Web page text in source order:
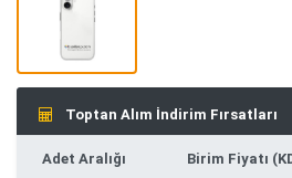
Toptan Alım İndirim Fırsatları
Adet Aralığı Birim Fiyatı